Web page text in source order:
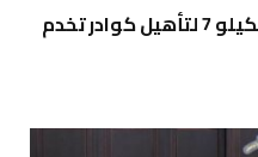
تطوير مركز التدريب المهني بالكيلو 7 لتأهيل كوادر تخدم